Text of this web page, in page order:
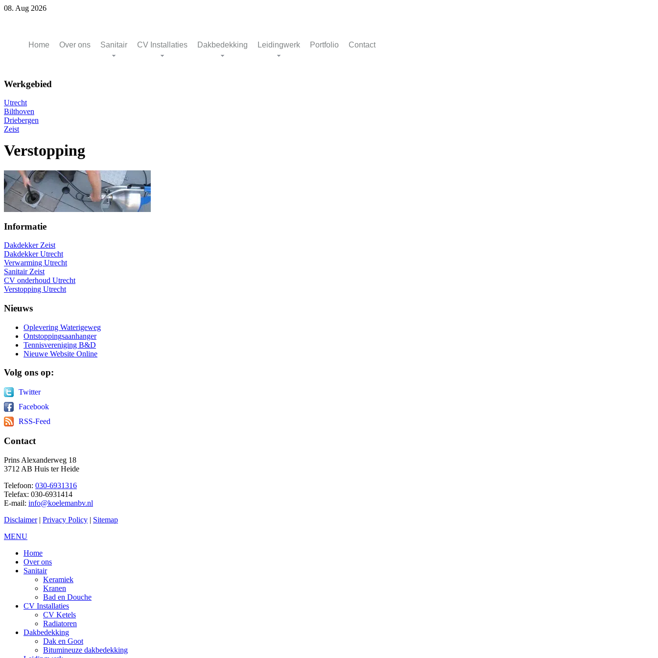
08. Aug 2026
Home Over ons Sanitair CV Installaties Dakbedekking Leidingwerk Portfolio Contact
Werkgebied
Utrecht
Bilthoven
Driebergen
Zeist
Verstopping
Informatie
Dakdekker Zeist
Dakdekker Utrecht
Verwarming Utrecht
Sanitair Zeist
CV onderhoud Utrecht
Verstopping Utrecht
Nieuws
Oplevering Waterigeweg
Ontstoppingsaanhanger
Tennisvereniging B&D
Nieuwe Website Online
Volg ons op:
Twitter
Facebook
RSS-Feed
Contact
Prins Alexanderweg 18
3712 AB Huis ter Heide
Telefoon: 030-6931316
Telefax: 030-6931414
E-mail: info@koelemanbv.nl
Disclaimer| Privacy Policy | Sitemap
MENU
Home
Over ons
Sanitair
Keramiek
Kranen
Bad en Douche
CV Installaties
CV Ketels
Radiatoren
Dakbedekking
Dak en Goot
Bitumineuze dakbedekking